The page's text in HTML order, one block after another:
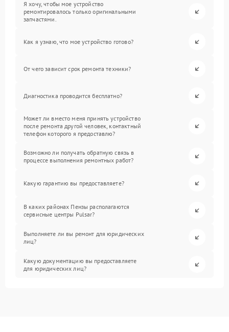
Я хочу, чтобы мое устройство
ремонтировалось только оригинальными
запчастями.
Как я узнаю, что мое устройство готово?
От чего зависит срок ремонта техники?
Диагностика проводится бесплатно?
Может ли вместо меня принять устройство
после ремонта другой человек, контактный
телефон которого я предоставлю?
Возможно ли получать обратную связь в
процессе выполнения ремонтных работ?
Какую гарантию вы предоставляете?
В каких районах Пензы располагаются
сервисные центры Pulsar?
Выполняете ли вы ремонт для юридических
лиц?
Какую документацию вы предоставляете
для юридических лиц?